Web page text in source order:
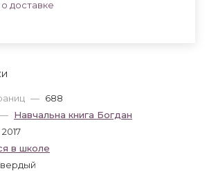
— 688
— Навчальна книга Богдан
2017
в школе
доставке